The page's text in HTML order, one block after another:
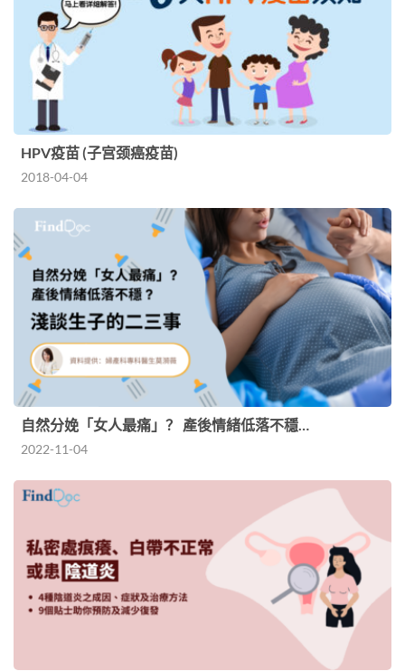
HPV疫苗 (子宫颈癌疫苗)
2018-04-04
自然分娩「女人最痛」？ 產後情緒低落不穩…
2022-11-04